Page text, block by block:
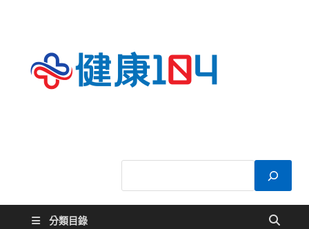
分類目錄